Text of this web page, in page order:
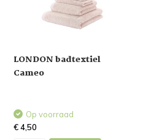
LONDON badtextiel
Cameo
Op voorraad
€ 4,50